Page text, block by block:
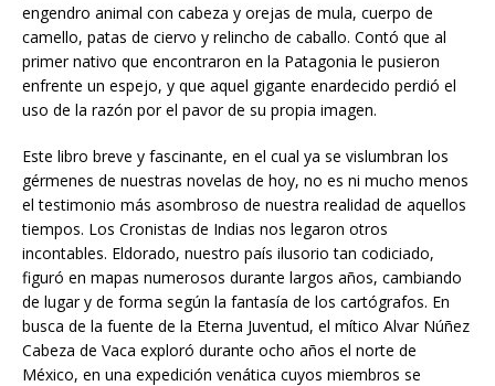
engendro animal con cabeza y orejas de mula, cuerpo de
camello, patas de ciervo y relincho de caballo. Contó que al
primer nativo que encontraron en la Patagonia le pusieron
enfrente un espejo, y que aquel gigante enardecido perdió el
uso de la razón por el pavor de su propia imagen.
Este libro breve y fascinante, en el cual ya se vislumbran los
gérmenes de nuestras novelas de hoy, no es ni mucho menos
el testimonio más asombroso de nuestra realidad de aquellos
tiempos. Los Cronistas de Indias nos legaron otros
incontables. Eldorado, nuestro país ilusorio tan codiciado,
figuró en mapas numerosos durante largos años, cambiando
de lugar y de forma según la fantasía de los cartógrafos. En
busca de la fuente de la Eterna Juventud, el mítico Alvar Núñez
Cabeza de Vaca exploró durante ocho años el norte de
México, en una expedición venática cuyos miembros se